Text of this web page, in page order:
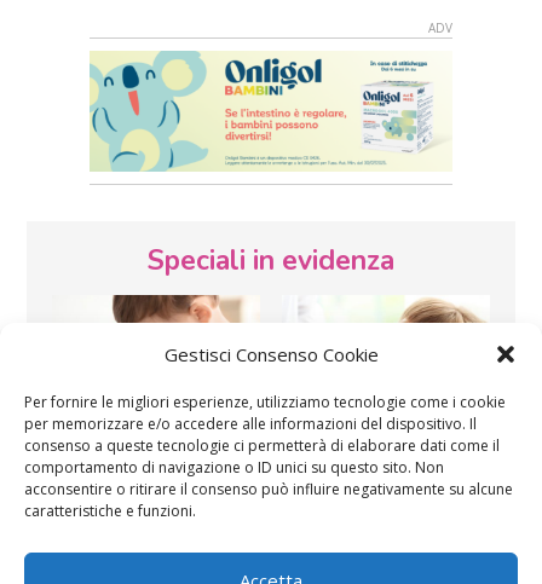
Gestisci Consenso Cookie
Per fornire le migliori esperienze, utilizziamo tecnologie come i cookie
per memorizzare e/o accedere alle informazioni del dispositivo. Il
consenso a queste tecnologie ci permetterà di elaborare dati come il
comportamento di navigazione o ID unici su questo sito. Non
acconsentire o ritirare il consenso può influire negativamente su alcune
caratteristiche e funzioni.
Speciali in evidenza
Vaccini SOS Pediatra